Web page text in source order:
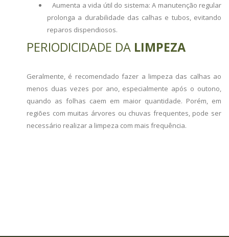
Aumenta a vida útil do sistema: A manutenção regular
prolonga a durabilidade das calhas e tubos, evitando
reparos dispendiosos.
PERIODICIDADE DA LIMPEZA
Geralmente, é recomendado fazer a limpeza das calhas ao
menos duas vezes por ano, especialmente após o outono,
quando as folhas caem em maior quantidade. Porém, em
regiões com muitas árvores ou chuvas frequentes, pode ser
necessário realizar a limpeza com mais frequência.